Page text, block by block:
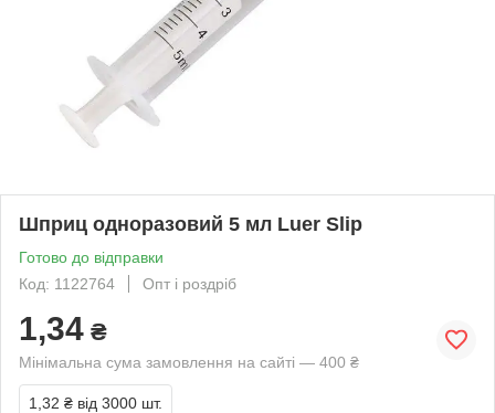
Шприц одноразовий 5 мл Luer Slip
Готово до відправки
Код: 1122764
Опт і роздріб
1,34 ₴
Мінімальна сума замовлення на сайті — 400 ₴
1,32 ₴ від 3000 шт.